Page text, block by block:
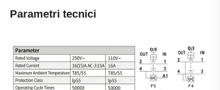
Parametri tecnici